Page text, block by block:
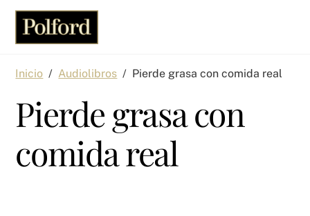
Skip
content
Inicio / Audiolibros / Pierde grasa con comida real
Pierde grasa con
comida real